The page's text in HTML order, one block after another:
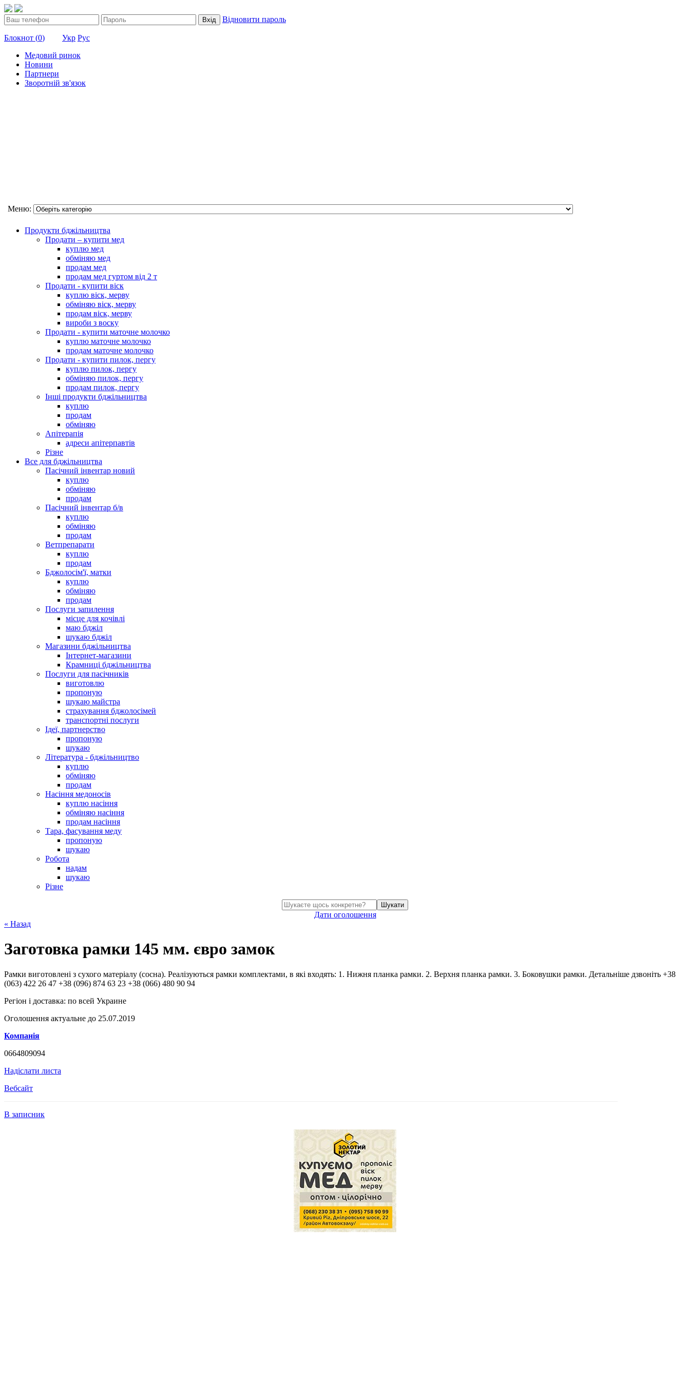
Вхід Відновити пароль
Блокнот (0) Укр Рус
Медовий ринок
Новини
Партнери
Зворотній зв'язок
Меню:
Продукти бджільництва
Продати – купити мед
куплю мед
обміняю мед
продам мед
продам мед гуртом від 2 т
Продати - купити віск
куплю віск, мерву
обміняю віск, мерву
продам віск, мерву
вироби з воску
Продати - купити маточне молочко
куплю маточне молочко
продам маточне молочко
Продати - купити пилок, пергу
куплю пилок, пергу
обміняю пилок, пергу
продам пилок, пергу
Інші продукти бджільництва
куплю
продам
обміняю
Апітерапія
адреси апітерпавтів
Різне
Все для бджільництва
Пасічний інвентар новий
куплю
обміняю
продам
Пасічний інвентар б/в
куплю
обміняю
продам
Ветпрепарати
куплю
продам
Бджолосім'ї, матки
куплю
обміняю
продам
Послуги запилення
місце для кочівлі
маю бджіл
шукаю бджіл
Магазини бджільництва
Інтернет-магазини
Крамниці бджільництва
Послуги для пасічників
виготовлю
пропоную
шукаю майстра
страхування бджолосімей
транспортні послуги
Ідеї, партнерство
пропоную
шукаю
Література - бджільництво
куплю
обміняю
продам
Насіння медоносів
куплю насіння
обміняю насіння
продам насіння
Тара, фасування меду
пропоную
шукаю
Робота
надам
шукаю
Різне
Шукати
Дати оголошення
« Назад
Заготовка рамки 145 мм. євро замок
Рамки виготовлені з сухого матеріалу (сосна). Реалізуються рамки комплектами, в які входять: 1. Нижня планка рамки. 2. Верхня планка рамки. 3. Боковушки рамки. Детальніше дзвоніть +38
(063) 422 26 47 +38 (096) 874 63 23 +38 (066) 480 90 94
Регіон і доставка: по всей Украине
Оголошення актуальне до 25.07.2019
Компанія
0664809094
Надіслати листа
Вебсайт
В записник